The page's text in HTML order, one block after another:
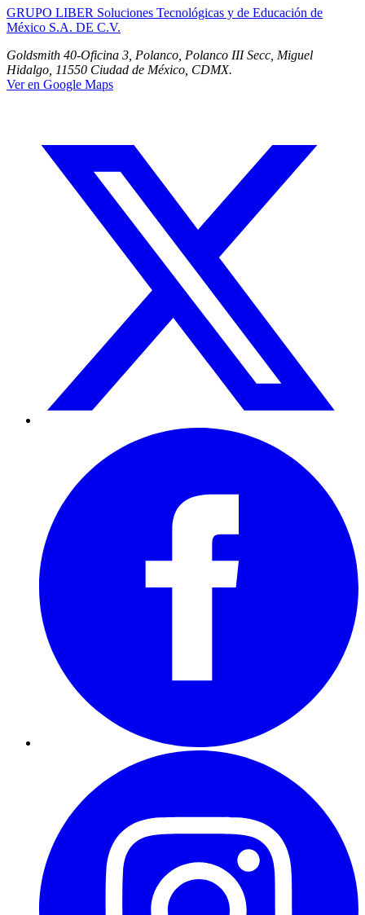
GRUPO LIBER Soluciones Tecnológicas y de Educación de
México S.A. DE C.V.
Goldsmith 40-Oficina 3, Polanco, Polanco III Secc, Miguel
Hidalgo, 11550 Ciudad de México, CDMX.
Ver en Google Maps